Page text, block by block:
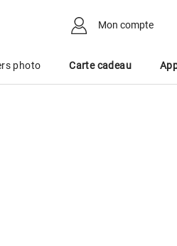
Mon compte
photo Carte cadeau